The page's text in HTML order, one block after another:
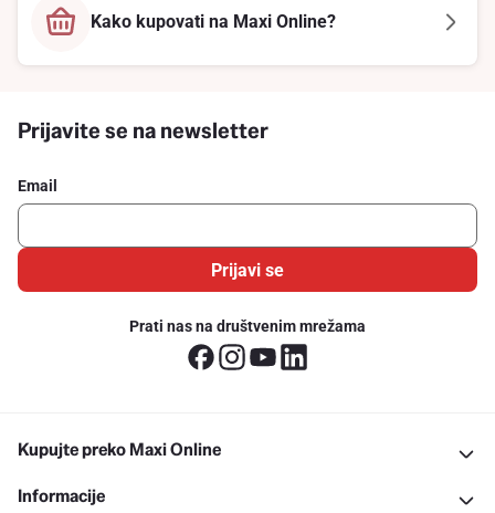
Kako kupovati na Maxi Online?
Prijavite se na newsletter
Email
Prijavi se
Prati nas na društvenim mrežama
Kupujte preko Maxi Online
Informacije